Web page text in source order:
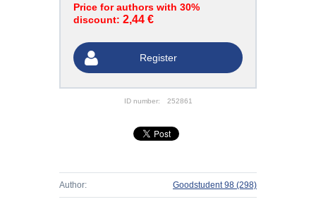
Price for authors with 30%
discount: 2,44 €
Register
ID number: 252861
Author: Goodstudent 98 (298)